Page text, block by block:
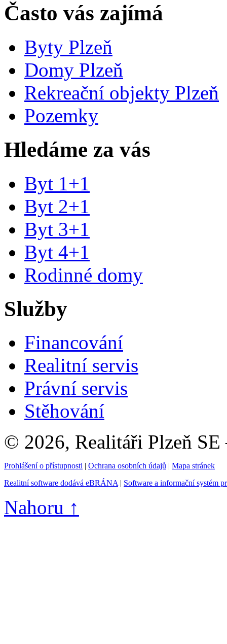
Často vás zajímá
Byty Plzeň
Domy Plzeň
Rekreační objekty Plzeň
Pozemky
Hledáme za vás
Byt 1+1
Byt 2+1
Byt 3+1
Byt 4+1
Rodinné domy
Služby
Financování
Realitní servis
Právní servis
Stěhování
© 2026, Realitáři Plzeň SE
Prohlášení o přístupnosti | Ochrana osobních údajů | Mapa stránek
Realitní software dodává eBRÁNA| Software a informační systém
Nahoru ↑